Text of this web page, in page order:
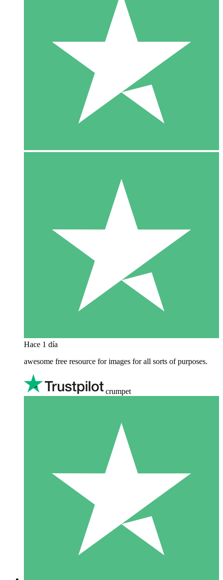
Hace 1 día
awesome free resource for images for all sorts of purposes.
crumpet